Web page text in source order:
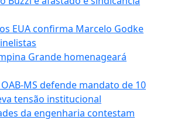
EUA confirma Marcelo Godke
Grande homenageará
MS defende mandato de 10
tensão institucional
da engenharia contestam